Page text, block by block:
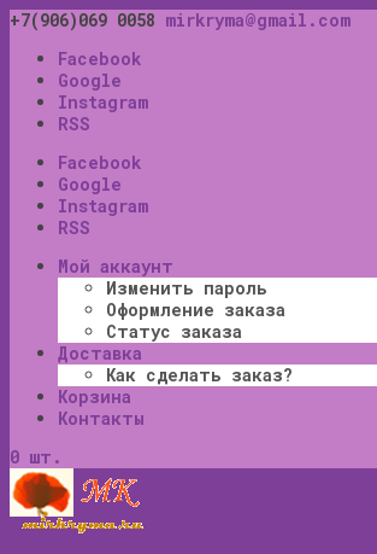
+7(906)069 0058 mirkryma@gmail.com
Facebook
Google
Instagram
RSS
Facebook
Google
Instagram
RSS
Мой аккаунт
Изменить пароль
Оформление заказа
Статус заказа
Доставка
Как сделать заказ?
Корзина
Контакты
0 шт.